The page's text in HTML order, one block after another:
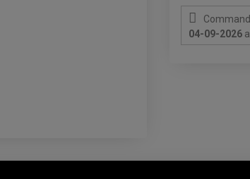
04-09-2026